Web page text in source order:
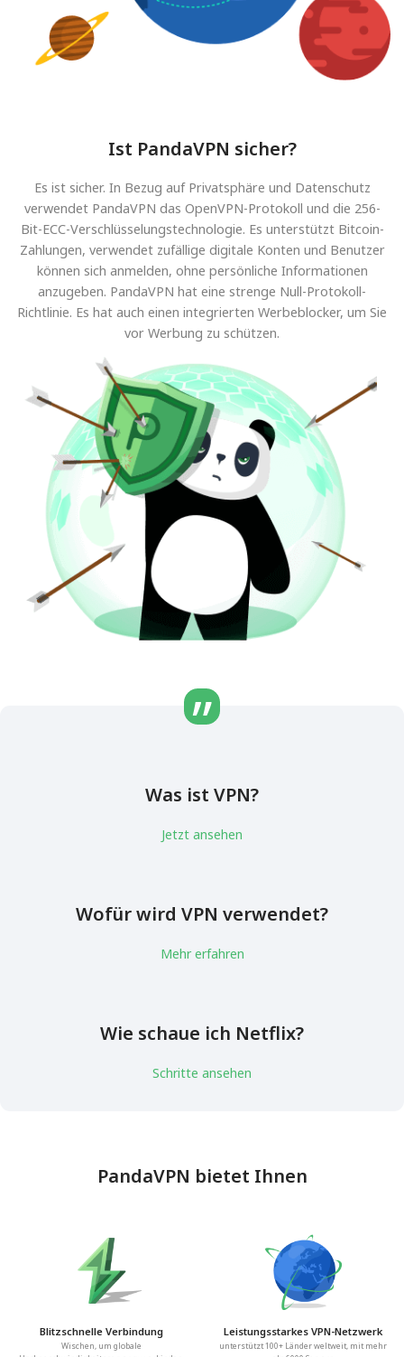
Ist PandaVPN sicher?
Es ist sicher. In Bezug auf Privatsphäre und Datenschutz
verwendet PandaVPN das OpenVPN-Protokoll und die 256-
Bit-ECC-Verschlüsselungstechnologie. Es unterstützt Bitcoin-
Zahlungen, verwendet zufällige digitale Konten und Benutzer
können sich anmelden, ohne persönliche Informationen
anzugeben. PandaVPN hat eine strenge Null-Protokoll-
Richtlinie. Es hat auch einen integrierten Werbeblocker, um Sie
vor Werbung zu schützen.
Was ist VPN?
Jetzt ansehen
Wofür wird VPN verwendet?
Mehr erfahren
Wie schaue ich Netflix?
Schritte ansehen
PandaVPN bietet Ihnen
Blitzschnelle Verbindung
Wischen, um globale
Leistungsstarkes VPN-Netzwerk
unterstützt 100+ Länder weltweit, mit mehr